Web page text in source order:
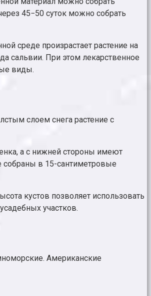
45−50 суток можно собрать
среде произрастает растение на
сальвии. При этом лекарственное
виды.
слоем снега растение с
а с нижней стороны имеют
собраны в 15-сантиметровые
кустов позволяет использовать
участков.
Американские